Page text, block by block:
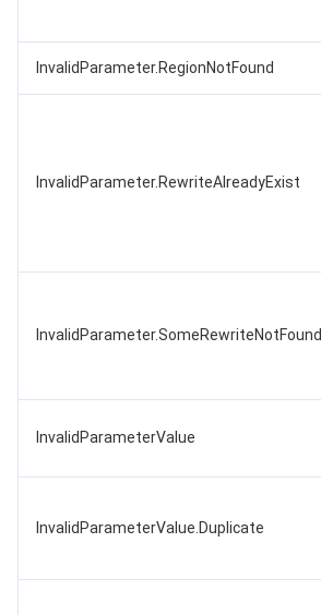
InvalidParameter.RegionNotFound
InvalidParameter.RewriteAlreadyExist
InvalidParameter.SomeRewriteNotFound
InvalidParameterValue
InvalidParameterValue.Duplicate